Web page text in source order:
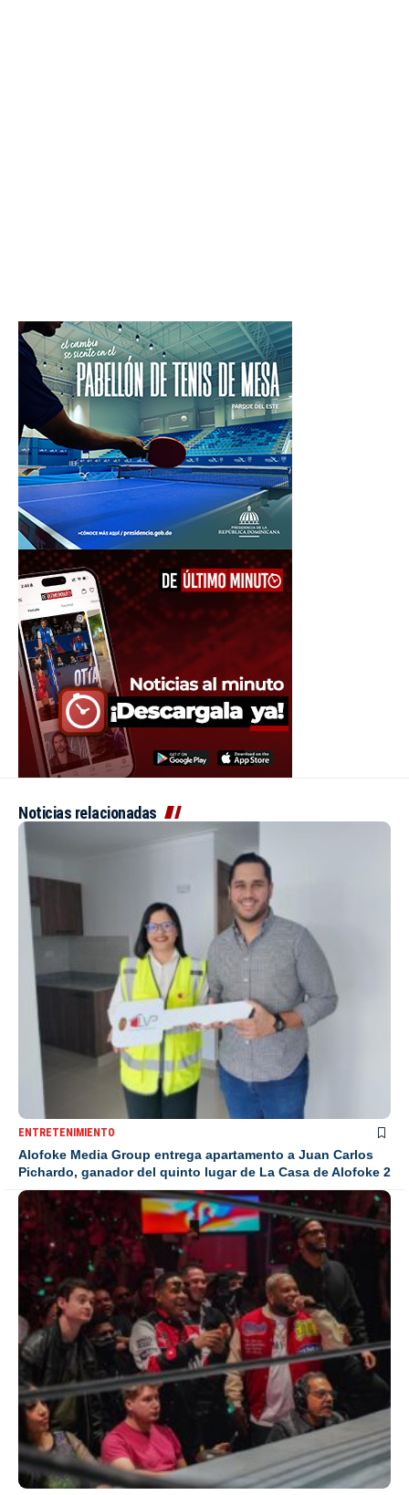
Noticias relacionadas
ENTRETENIMIENTO
Alofoke Media Group entrega apartamento a Juan Carlos
Pichardo, ganador del quinto lugar de La Casa de Alofoke 2